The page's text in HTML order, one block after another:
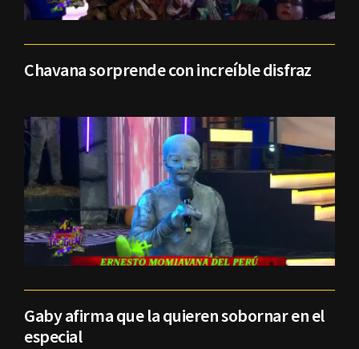
Chavana sorprende con increíble disfraz
Gaby afirma que la quieren sobornar en el
especial